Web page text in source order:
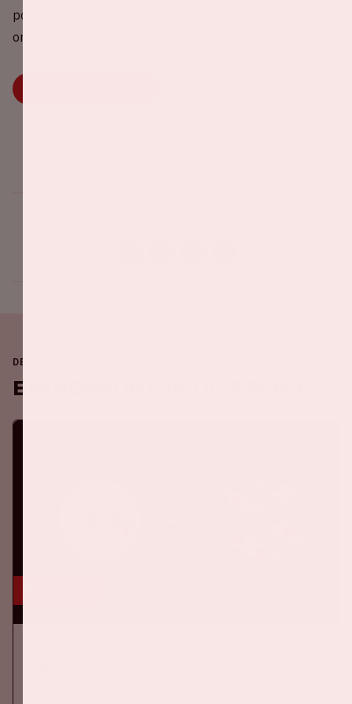
portemonnee én natuurlijk het milieu. Druk snel op
onderstaande knop.
DE JOHAN CRUIJFF ARENA IS ALTIJD IN BEWEGING
Binnenkort in de ArenA